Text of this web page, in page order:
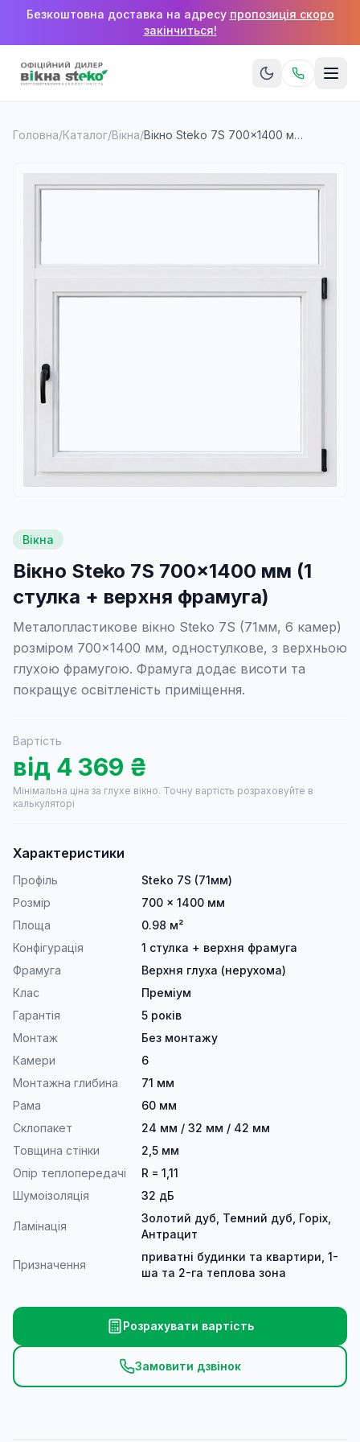
Безкоштовна доставка на адресу пропозиція скоро
закінчиться!
Головна/Каталог/Вікна/ Вікно Steko 7S 700×1400 мм (1 стулка + верхня фрамуга)
Вікна
Вікно Steko 7S 700×1400 мм (1
стулка + верхня фрамуга)
Металопластикове вікно Steko 7S (71мм, 6 камер)
розміром 700×1400 мм, одностулкове, з верхньою
глухою фрамугою. Фрамуга додає висоти та
покращує освітленість приміщення.
Вартість
від 4 369 ₴
Мінімальна ціна за глухе вікно. Точну вартість розраховуйте в
калькуляторі
Характеристики
Профіль
Steko 7S (71мм)
Розмір
700 × 1400 мм
Площа
0.98 м²
Конфігурація
1 стулка + верхня фрамуга
Фрамуга
Верхня глуха (нерухома)
Клас
Преміум
Гарантія
5 років
Монтаж
Без монтажу
Камери
6
Монтажна глибина
71 мм
Рама
60 мм
Склопакет
24 мм / 32 мм / 42 мм
Товщина стінки
2,5 мм
Опір теплопередачі
R = 1,11
Шумоізоляція
32 дБ
Ламінація
Золотий дуб, Темний дуб, Горіх,
Антрацит
Призначення
приватні будинки та квартири, 1-
ша та 2-га теплова зона
Розрахувати вартість
Замовити дзвінок